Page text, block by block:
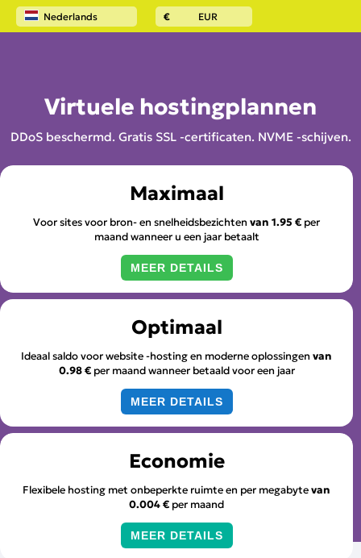
Nederlands € EUR
Home Website hosting
Virtuele hostingplannen
DDoS beschermd. Gratis SSL -certificaten. NVME -schijven.
Maximaal
Voor sites voor bron- en snelheidsbezichten van 1.95 € per
maand wanneer u een jaar betaalt
MEER DETAILS
Optimaal
Ideaal saldo voor website -hosting en moderne oplossingen van
0.98 €per maand wanneer betaald voor een jaar
MEER DETAILS
Economie
Flexibele hosting met onbeperkte ruimte en per megabytevan
0.004 € per maand
MEER DETAILS